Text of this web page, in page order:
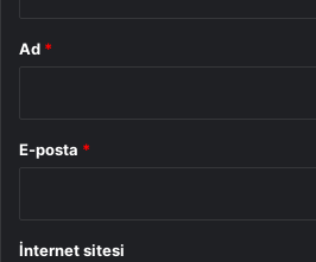
Ad *
E-posta *
İnternet sitesi